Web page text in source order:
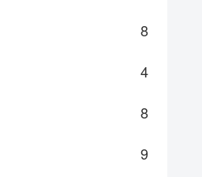
8
4
8
9